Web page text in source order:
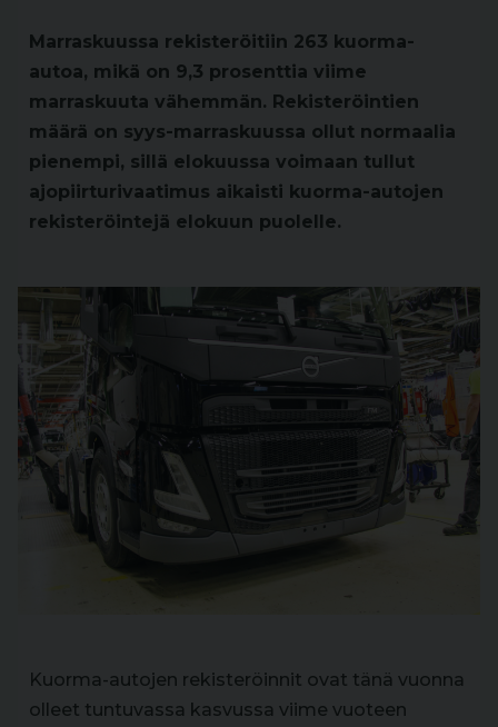
Marraskuussa rekisteröitiin 263 kuorma-
autoa, mikä on 9,3 prosenttia viime
marraskuuta vähemmän. Rekisteröintien
määrä on syys-marraskuussa ollut normaalia
pienempi, sillä elokuussa voimaan tullut
ajopiirturivaatimus aikaisti kuorma-autojen
rekisteröintejä elokuun puolelle.
Kuorma-autojen rekisteröinnit ovat tänä vuonna
olleet tuntuvassa kasvussa viime vuoteen